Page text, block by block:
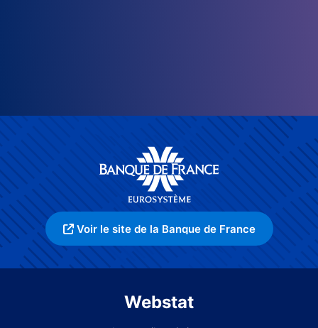
Voir le site de la Banque de France
Webstat